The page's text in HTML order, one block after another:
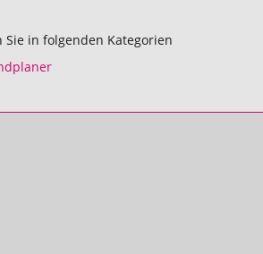
Sie in folgenden Kategorien